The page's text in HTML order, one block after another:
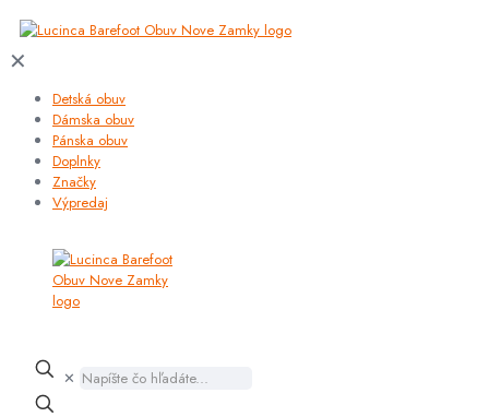
✕
Detská obuv
Dámska obuv
Pánska obuv
Doplnky
Značky
Výpredaj
✕